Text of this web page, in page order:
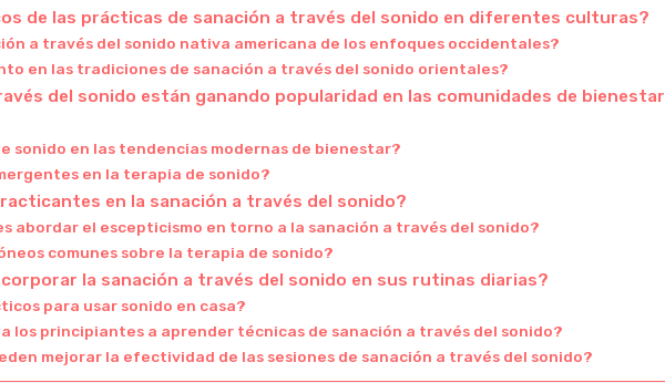
de las prácticas de sanación a través del sonido en diferentes culturas?
a través del sonido nativa americana de los enfoques occidentales?
en las tradiciones de sanación a través del sonido orientales?
del sonido están ganando popularidad en las comunidades de bienestar
sonido en las tendencias modernas de bienestar?
en la terapia de sonido?
en la sanación a través del sonido?
abordar el escepticismo en torno a la sanación a través del sonido?
comunes sobre la terapia de sonido?
la sanación a través del sonido en sus rutinas diarias?
para usar sonido en casa?
los principiantes a aprender técnicas de sanación a través del sonido?
mejorar la efectividad de las sesiones de sanación a través del sonido?